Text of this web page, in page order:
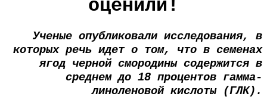
оценили!
Ученые опубликовали исследования, в
которых речь идет о том, что в семенах
ягод черной смородины содержится в
среднем до 18 процентов гамма-
линоленовой кислоты (ГЛК).